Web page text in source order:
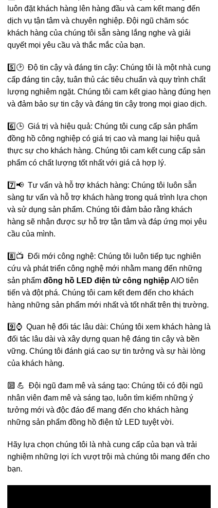
luôn đặt khách hàng lên hàng đầu và cam kết mang đến
dịch vụ tận tâm và chuyên nghiệp. Đội ngũ chăm sóc
khách hàng của chúng tôi sẵn sàng lắng nghe và giải
quyết mọi yêu cầu và thắc mắc của bạn.
5️⃣🕑 Độ tin cậy và đáng tin cậy: Chúng tôi là một nhà cung
cấp đáng tin cậy, tuân thủ các tiêu chuẩn và quy trình chất
lượng nghiêm ngặt. Chúng tôi cam kết giao hàng đúng hẹn
và đảm bảo sự tin cậy và đáng tin cậy trong mọi giao dịch.
6️⃣🕒 Giá trị và hiệu quả: Chúng tôi cung cấp sản phẩm
đồng hồ công nghiệp có giá trị cao và mang lại hiệu quả
thực sự cho khách hàng. Chúng tôi cam kết cung cấp sản
phẩm có chất lượng tốt nhất với giá cả hợp lý.
7️⃣📢 Tư vấn và hỗ trợ khách hàng: Chúng tôi luôn sẵn
sàng tư vấn và hỗ trợ khách hàng trong quá trình lựa chọn
và sử dụng sản phẩm. Chúng tôi đảm bảo rằng khách
hàng sẽ nhận được sự hỗ trợ tận tâm và đáp ứng mọi yêu
cầu của mình.
8️⃣📺 Đổi mới công nghệ: Chúng tôi luôn tiếp tục nghiên
cứu và phát triển công nghệ mới nhằm mang đến những
sản phẩm đồng hồ LED điện tử công nghiệpAIO tiên
tiến và đột phá. Chúng tôi cam kết đem đến cho khách
hàng những sản phẩm mới nhất và tốt nhất trên thị trường.
9️⃣⌚️ Quan hệ đối tác lâu dài: Chúng tôi xem khách hàng là
đối tác lâu dài và xây dựng quan hệ đáng tin cậy và bền
vững. Chúng tôi đánh giá cao sự tin tưởng và sự hài lòng
của khách hàng.
🔟 💪 Đội ngũ đam mê và sáng tạo: Chúng tôi có đội ngũ
nhân viên đam mê và sáng tạo, luôn tìm kiếm những ý
tưởng mới và độc đáo để mang đến cho khách hàng
những sản phẩm đồng hồ điện tử LED tuyệt vời.
Hãy lựa chọn chúng tôi là nhà cung cấp của bạn và trải
nghiệm những lợi ích vượt trội mà chúng tôi mang đến cho
bạn.